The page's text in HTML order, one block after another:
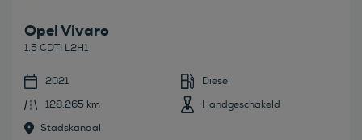
Opel Vivaro
1.5 CDTI L2H1
2021
Diesel
128.265 km
Handgeschakeld
Stadskanaal